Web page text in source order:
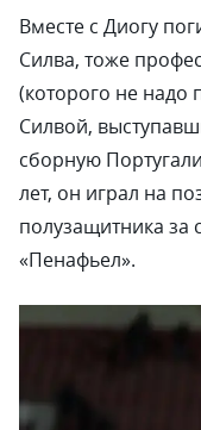
Вместе с Диогу
Силва, тоже
(которого не надо
Силвой,
сборную
лет, он играл на
полузащитника за
«Пенафьел».